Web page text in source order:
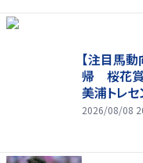
【注目馬
帰 桜花賞
美浦トレ
2026/08/08